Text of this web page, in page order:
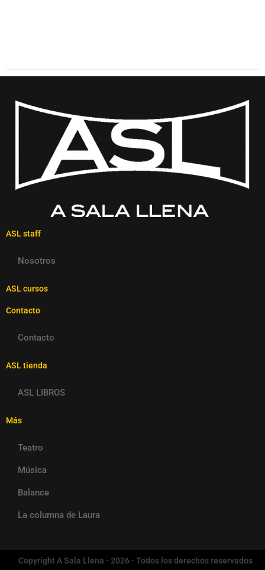
ASL staff
Nosotros
ASL cursos
Contacto
Contacto
ASL tienda
ASL LIBROS
Más
Teatro
Música
Balance
La columna de Laura
Copyright A Sala Llena - 2026 - Todos los derechos reservados